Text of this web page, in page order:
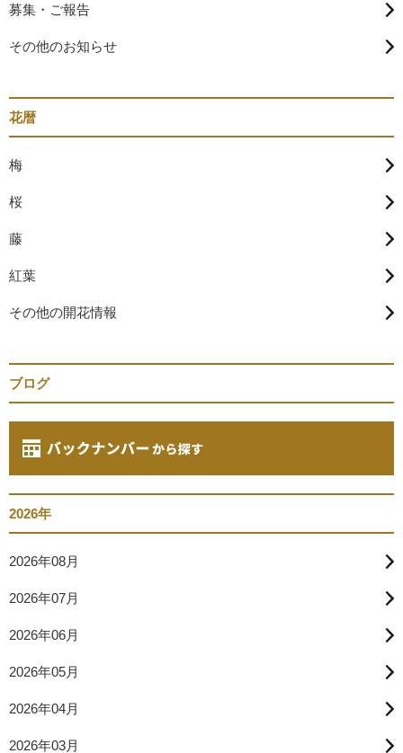
募集・ご報告
その他のお知らせ
花暦
梅
桜
藤
紅葉
その他の開花情報
ブログ
2026年
2026年08月
2026年07月
2026年06月
2026年05月
2026年04月
2026年03月